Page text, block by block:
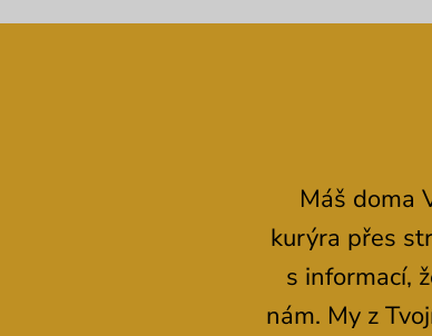
Máš doma
kurýra přes
s informací,
nám. My z